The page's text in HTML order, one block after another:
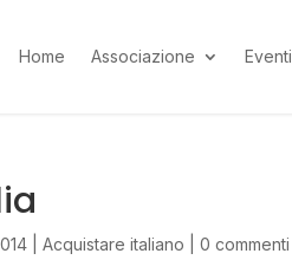
Home Associazione Eventi
|Acquistare italiano |0 commenti